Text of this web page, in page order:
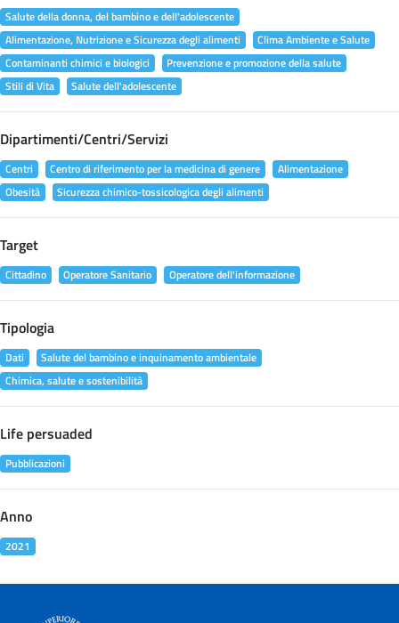
Salute della donna, del bambino e dell'adolescente
Alimentazione, Nutrizione e Sicurezza degli alimenti
Clima Ambiente e Salute
Contaminanti chimici e biologici
Prevenzione e promozione della salute
Stili di Vita
Salute dell'adolescente
Dipartimenti/Centri/Servizi
Centri Centro di riferimento per la medicina di genere
Alimentazione
Obesità
Sicurezza chimico-tossicologica degli alimenti
Target
Cittadino Operatore Sanitario Operatore dell'informazione
Tipologia
Dati
Salute del bambino e inquinamento ambientale
Chimica, salute e sostenibilità
Life persuaded
Pubblicazioni
Anno
2021